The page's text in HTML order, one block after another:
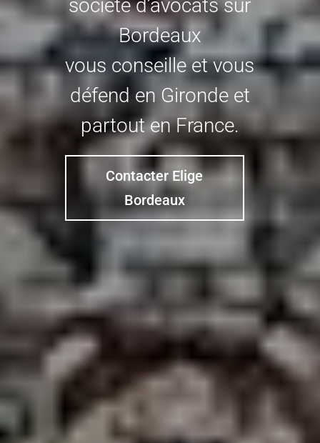
société d’avocats sur
Bordeaux
vous conseille et vous
défend en Gironde et
partout en France.
Contacter Elige
Bordeaux